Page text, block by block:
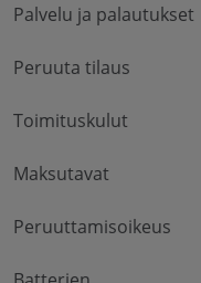
Palvelu ja palautukset
Peruuta tilaus
Toimituskulut
Maksutavat
Peruuttamisoikeus